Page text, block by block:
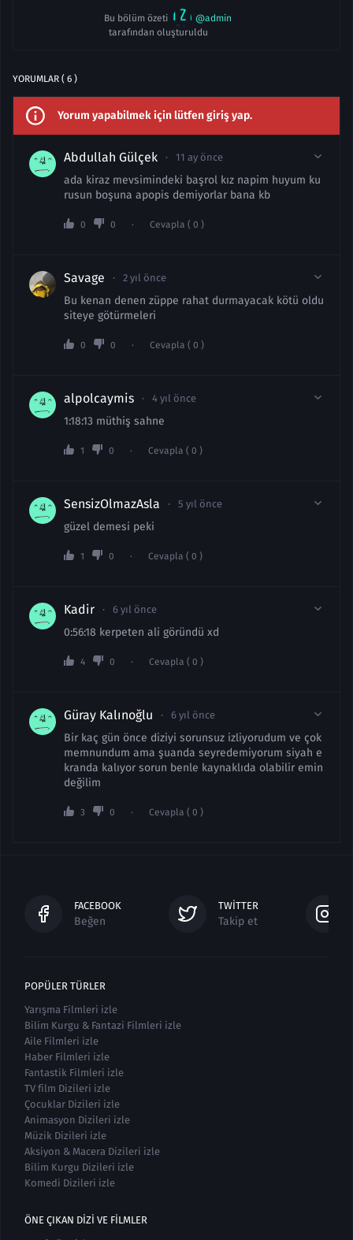
Bu bölüm özeti
@admin
tarafından oluşturuldu
YORUMLAR ( 6 )
Yorum yapabilmek için lütfen giriş yap.
Abdullah Gülçek 11 ay önce
ada kiraz mevsimindeki başrol kız napim huyum ku
rusun boşuna apopis demiyorlar bana kb
0 0 Cevapla ( 0 )
Savage 2 yıl önce
Bu kenan denen züppe rahat durmayacak kötü oldu
siteye götürmeleri
0 0 Cevapla ( 0 )
alpolcaymis 4 yıl önce
1:18:13 müthiş sahne
1 0 Cevapla ( 0 )
SensizOlmazAsla 5 yıl önce
güzel demesi peki
1 0 Cevapla ( 0 )
Kadir 6 yıl önce
0:56:18 kerpeten ali göründü xd
4 0 Cevapla ( 0 )
Güray Kalınoğlu 6 yıl önce
Bir kaç gün önce diziyi sorunsuz izliyorudum ve çok
memnundum ama şuanda seyredemiyorum siyah e
kranda kalıyor sorun benle kaynaklıda olabilir emin
değilim
3 0 Cevapla ( 0 )
FACEBOOK
Beğen
TWITTER
Takip et
POPÜLER TÜRLER
Yarışma Filmleri izle
Bilim Kurgu & Fantazi Filmleri izle
Aile Filmleri izle
Haber Filmleri izle
Fantastik Filmleri izle
TV film Dizileri izle
Çocuklar Dizileri izle
Animasyon Dizileri izle
Müzik Dizileri izle
Aksiyon & Macera Dizileri izle
Bilim Kurgu Dizileri izle
Komedi Dizileri izle
ÖNE ÇIKAN DIZI VE FILMLER